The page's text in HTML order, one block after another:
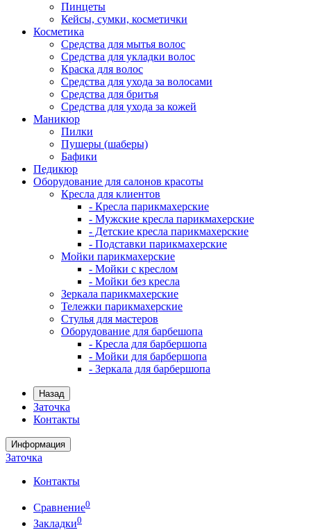
Пинцеты
Кейсы, сумки, косметички
Косметика
Средства для мытья волос
Средства для укладки волос
Краска для волос
Средства для ухода за волосами
Средства для бритья
Средства для ухода за кожей
Маникюр
Пилки
Пушеры (шаберы)
Бафики
Педикюр
Оборудование для салонов красоты
Кресла для клиентов
- Кресла парикмахерские
- Мужские кресла парикмахерские
- Детские кресла парикмахерские
- Подставки парикмахерские
Мойки парикмахерские
- Мойки с креслом
- Мойки без кресла
Зеркала парикмахерские
Тележки парикмахерские
Стулья для мастеров
Оборудование для барбешопа
- Кресла для барбершопа
- Мойки для барбершопа
- Зеркала для барбершопа
Назад
Заточка
Контакты
Информация
Заточка
Контакты
Сравнение0
Закладки0